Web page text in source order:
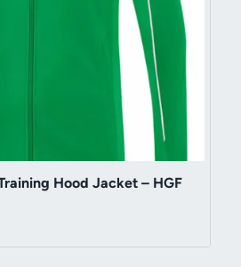
Hood Jacket – HGF